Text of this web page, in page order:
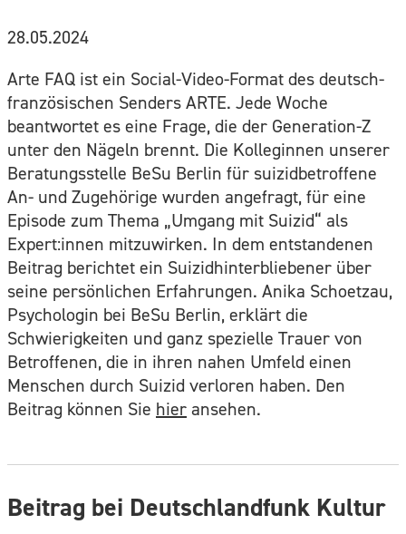
28.05.2024
Arte FAQ ist ein Social-Video-Format des deutsch-
französischen Senders ARTE. Jede Woche
beantwortet es eine Frage, die der Generation-Z
unter den Nägeln brennt. Die Kolleginnen unserer
Beratungsstelle BeSu Berlin für suizidbetroffene
An- und Zugehörige wurden angefragt, für eine
Episode zum Thema „Umgang mit Suizid“ als
Expert:innen mitzuwirken. In dem entstandenen
Beitrag berichtet ein Suizidhinterbliebener über
seine persönlichen Erfahrungen. Anika Schoetzau,
Psychologin bei BeSu Berlin, erklärt die
Schwierigkeiten und ganz spezielle Trauer von
Betroffenen, die in ihren nahen Umfeld einen
Menschen durch Suizid verloren haben. Den
Beitrag können Sie hieransehen.
Beitrag bei Deutschlandfunk Kultur